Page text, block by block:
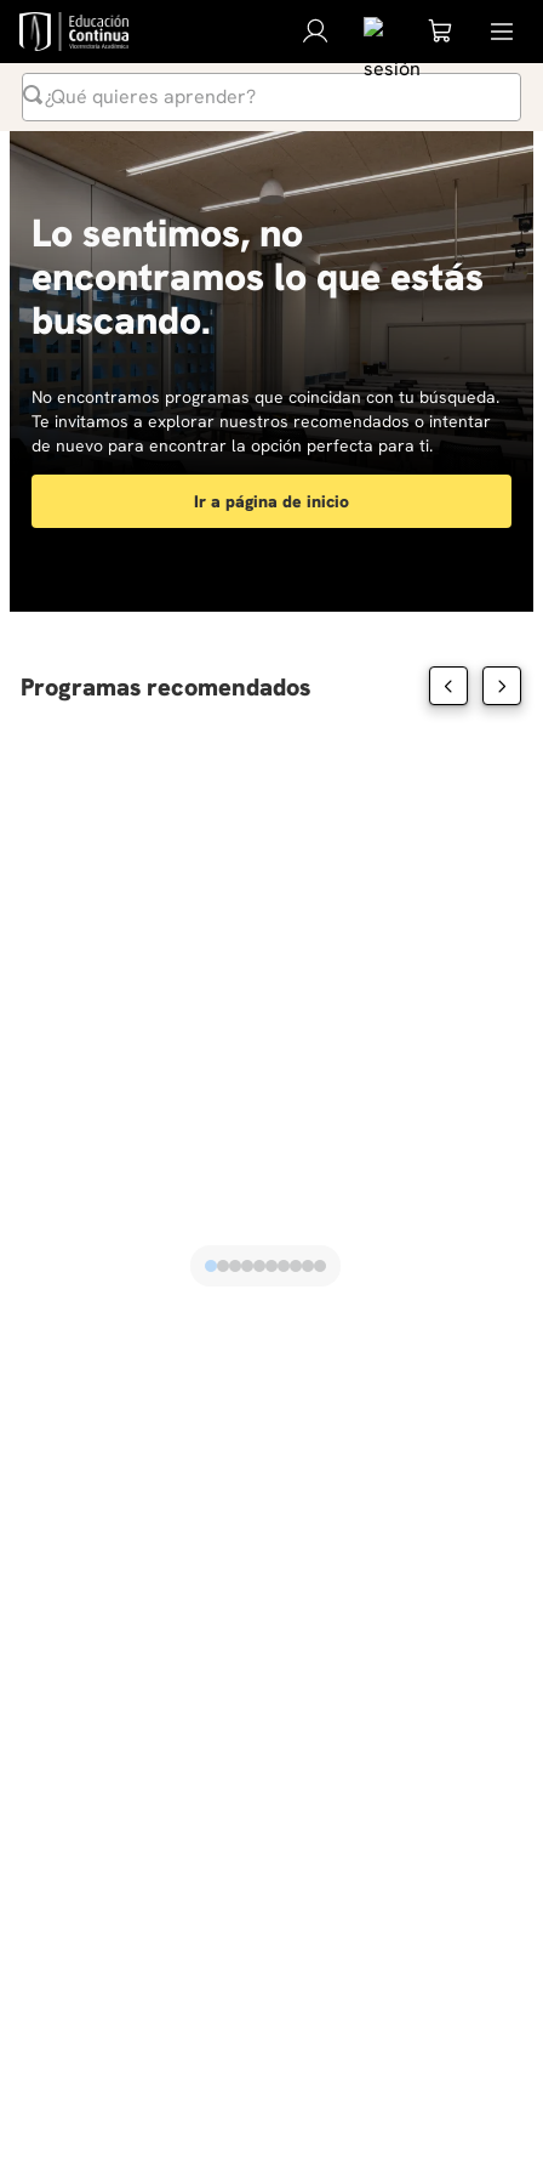
¿Qué quieres aprender?
Lo sentimos, no
encontramos lo que estás
buscando.
No encontramos programas que coincidan con tu búsqueda.
Te invitamos a explorar nuestros recomendados o intentar
de nuevo para encontrar la opción perfecta para ti.
Ir a página de inicio
Programas recomendados
Términos Más Buscados
inteligencia artificial
.
ia
3.
4.
diplomado
5.
global english program
.
liderazgo
.
inglés
8.
datos
9